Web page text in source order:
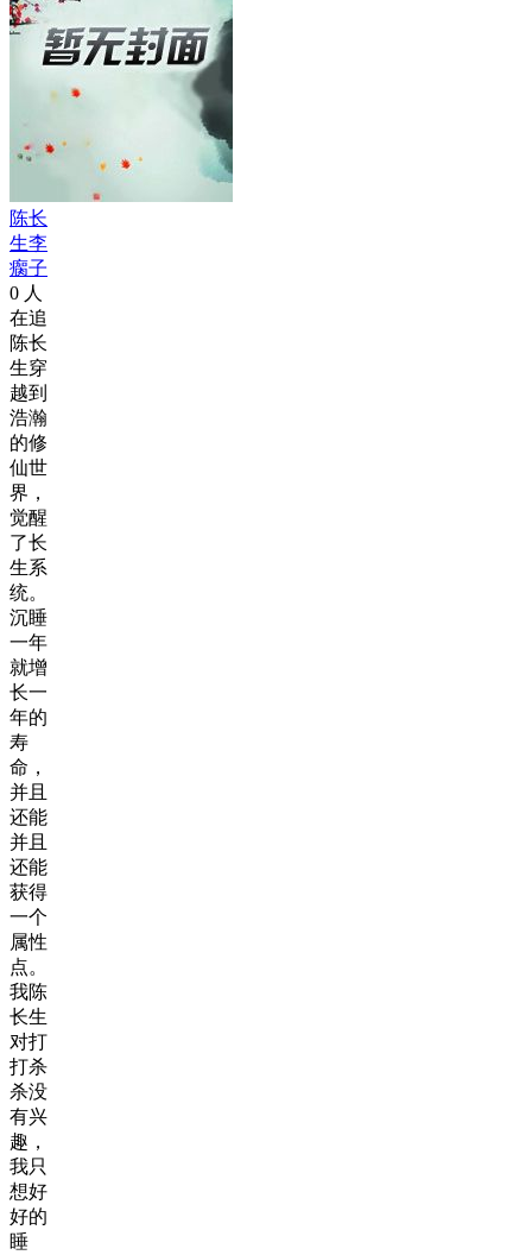
陈长
生李
瘸子
0 人
在追
陈长
生穿
越到
浩瀚
的修
仙世
界，
觉醒
了长
生系
统。
沉睡
一年
就增
长一
年的
寿
命，
并且
还能
并且
还能
获得
一个
属性
点。
我陈
长生
对打
打杀
杀没
有兴
趣，
我只
想好
好的
睡